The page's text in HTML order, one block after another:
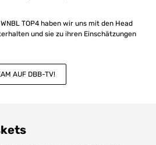
TOP4 haben wir uns mit den Head
und sie zu ihren Einschätzungen
AUF DBB-TV!